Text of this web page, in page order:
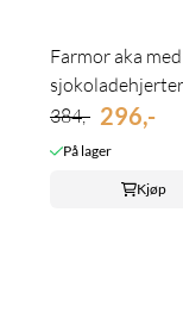
Farmor aka med
sjokoladehjerter
384,- 296,-
På lager
Kjøp